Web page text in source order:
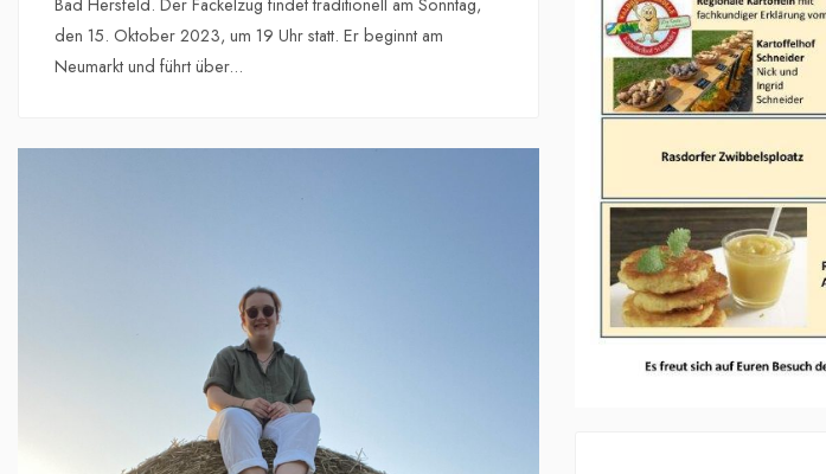
den 15. Oktober 2023, um 19 Uhr statt. Er beginnt am
Neumarkt und führt über...